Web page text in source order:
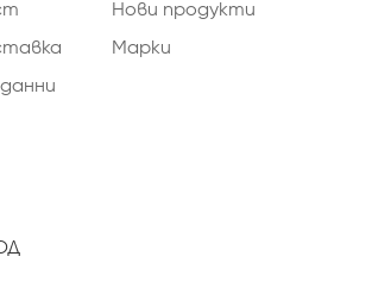
Нови продукти
Марки